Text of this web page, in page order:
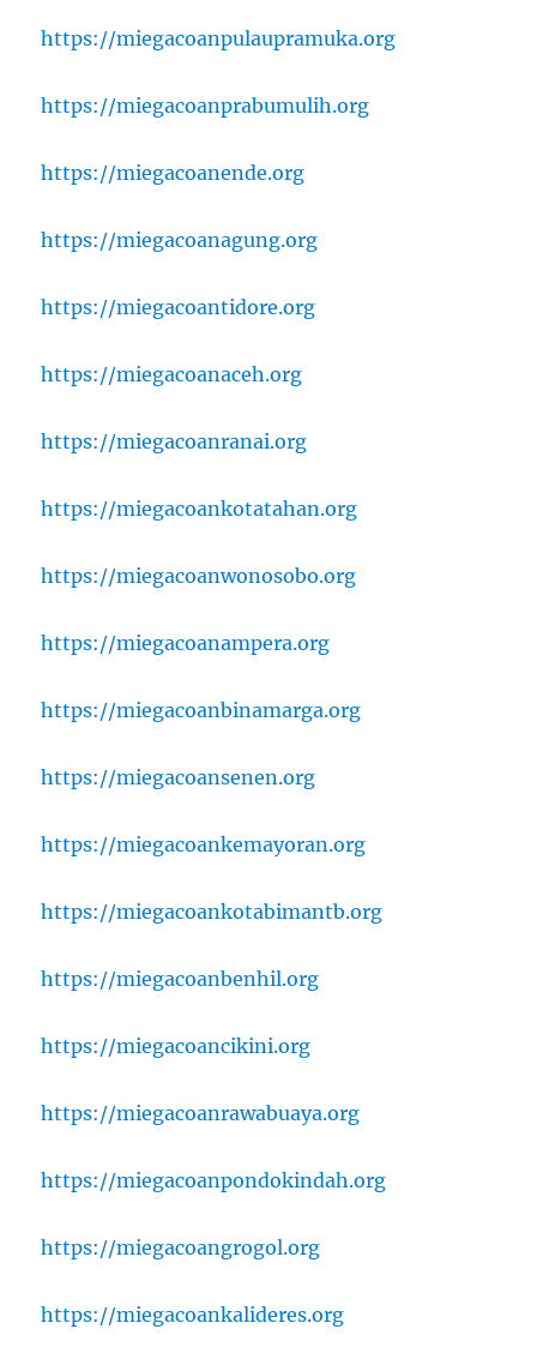
https://miegacoanpulaupramuka.org
https://miegacoanprabumulih.org
https://miegacoanende.org
https://miegacoanagung.org
https://miegacoantidore.org
https://miegacoanaceh.org
https://miegacoanranai.org
https://miegacoankotatahan.org
https://miegacoanwonosobo.org
https://miegacoanampera.org
https://miegacoanbinamarga.org
https://miegacoansenen.org
https://miegacoankemayoran.org
https://miegacoankotabimantb.org
https://miegacoanbenhil.org
https://miegacoancikini.org
https://miegacoanrawabuaya.org
https://miegacoanpondokindah.org
https://miegacoangrogol.org
https://miegacoankalideres.org